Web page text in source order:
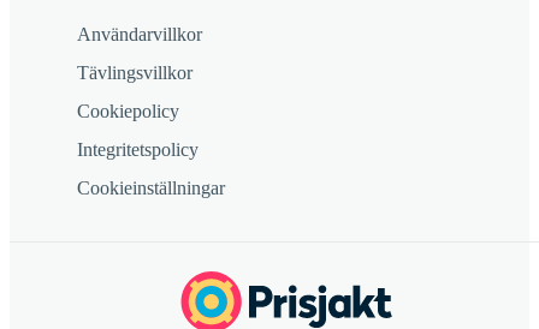
Användarvillkor
Tävlingsvillkor
Cookiepolicy
Integritetspolicy
Cookieinställningar